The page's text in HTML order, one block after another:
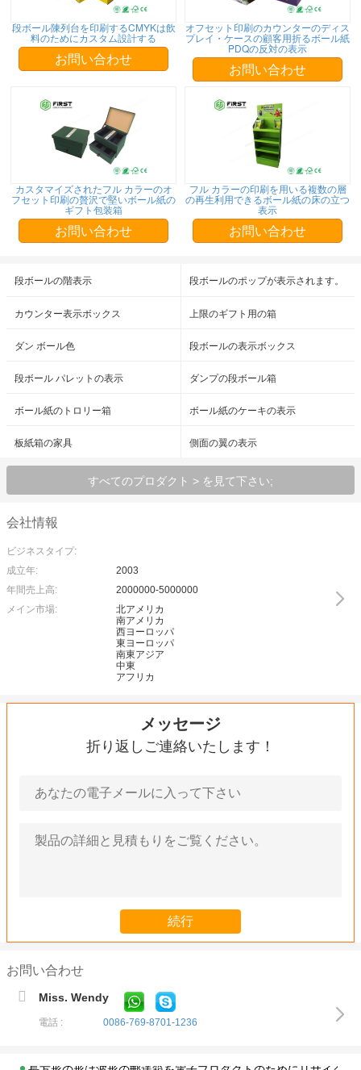
段ボール陳列台を印刷するCMYKは飲
料のためにカスタム設計する
お問い合わせ
オフセット印刷のカウンターのディス
プレイ・ケースの顧客用折るボール紙
PDQの反対の表示
お問い合わせ
カスタマイズされたフル カラーのオ
フセット印刷の贅沢で堅いボール紙の
ギフト包装箱
お問い合わせ
フル カラーの印刷を用いる複数の層
の再生利用できるボール紙の床の立つ
表示
お問い合わせ
段ボールの階表示 段ボールのポップが表示されます。
カウンター表示ボックス 上限のギフト用の箱
ダン ボール色 段ボールの表示ボックス
段ボール パレットの表示 ダンプの段ボール箱
ボール紙のトロリー箱 ボール紙のケーキの表示
板紙箱の家具 側面の翼の表示
すべてのプロダクト > を見て下さい;
会社情報
ビジネスタイプ:
成立年:
2003
年間売上高:
2000000-5000000
メイン市場:
北アメリカ
南アメリカ
西ヨーロッパ
東ヨーロッパ
南東アジア
中東
アフリカ
メッセージ
折り返しご連絡いたします！
お問い合わせ
Miss. Wendy
電話 : 0086-769-8701-1236
Pantone色は波形を付けました-箱の長い生命時間を印刷する注
カスタマイズされた2部分のギフト用の箱の再生利用できるロ
堅いギフトの包装箱を印刷する再生利用できるボール紙のギフ